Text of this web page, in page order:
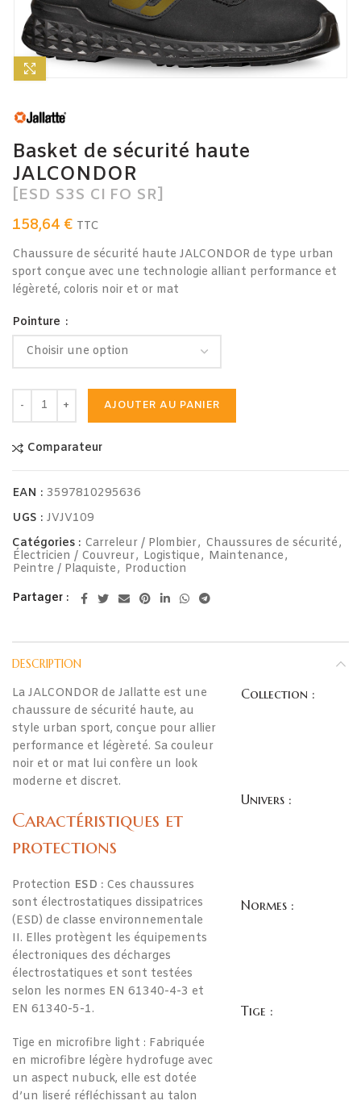
Agrandir
Basket de sécurité haute
JALCONDOR
[ESD S3S CI FO SR]
158,64 € TTC
Chaussure de sécurité haute JALCONDOR de type urban
sport conçue avec une technologie alliant performance et
légèreté, coloris noir et or mat
Pointure
AJOUTER AU PANIER
Alternative:
Comparateur
EAN : 3597810295636
UGS : JVJV109
Catégories : Carreleur / Plombier, Chaussures de sécurité,
Électricien / Couvreur, Logistique, Maintenance,
Peintre / Plaquiste, Production
Partager
DESCRIPTION
La JALCONDOR de Jallatte est une
chaussure de sécurité haute, au
style urban sport, conçue pour allier
performance et légèreté. Sa couleur
noir et or mat lui confère un look
moderne et discret.
Caractéristiques et
protections
Protection ESD : Ces chaussures
sont électrostatiques dissipatrices
(ESD) de classe environnementale
II. Elles protègent les équipements
électroniques des décharges
électrostatiques et sont testées
selon les normes EN 61340-4-3 et
EN 61340-5-1.
Tige en microfibre light : Fabriquée
en microfibre légère hydrofuge avec
un aspect nubuck, elle est dotée
d’un liseré réfléchissant au talon
Collection :
Univers :
Normes :
Tige :